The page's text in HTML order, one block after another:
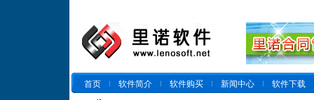
首页 软件简介 软件购买 新闻中心 软件下载